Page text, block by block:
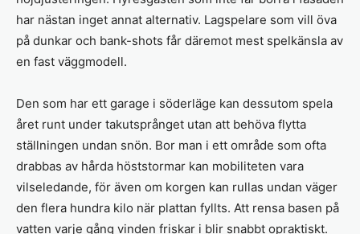
har nästan inget annat alternativ. Lagspelare som vill öva
på dunkar och bank-shots får däremot mest spelkänsla av
en fast väggmodell.
Den som har ett garage i söderläge kan dessutom spela
året runt under takutsprånget utan att behöva flytta
ställningen undan snön. Bor man i ett område som ofta
drabbas av hårda höststormar kan mobiliteten vara
vilseledande, för även om korgen kan rullas undan väger
den flera hundra kilo när plattan fyllts. Att rensa basen på
vatten varje gång vinden friskar i blir snabbt opraktiskt.